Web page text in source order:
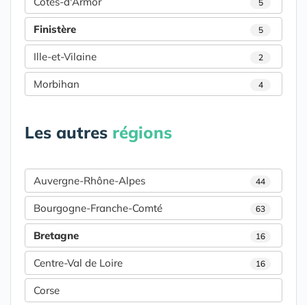
5
Finistère 5
Ille-et-Vilaine 2
Morbihan 4
Les autres régions
Auvergne-Rhône-Alpes 44
Bourgogne-Franche-Comté 63
Bretagne 16
Centre-Val de Loire 16
Corse